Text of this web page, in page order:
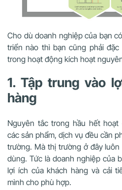
Cho dù doanh nghiệp của bạn
triển nào thì bạn cũng phải
trong hoạt động kích hoạt
1. Tập trung vào
hàng
Nguyên tắc trong hầu hết
các sản phẩm, dịch vụ đều cần
trường. Mà thị trường ở đây
dùng. Tức là doanh nghiệp của
lợi ích của khách hàng và cải
mình cho phù hợp.